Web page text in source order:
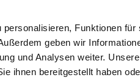
Funktionen
geben wir
und Analysen weiter.
ihnen bereitgestellt haben
Entscheidungs-